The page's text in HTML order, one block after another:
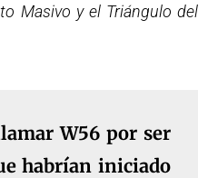
Masivo y el Triángulo del
W56 por ser
habrían iniciado